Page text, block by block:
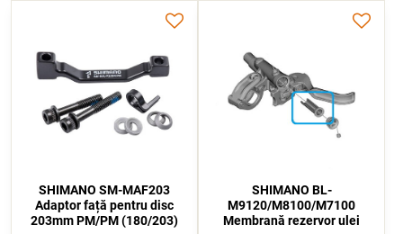
SHIMANO SM-MAF203
Adaptor față pentru disc
203mm PM/PM (180/203)
SHIMANO BL-
M9120/M8100/M7100
Membrană rezervor ulei